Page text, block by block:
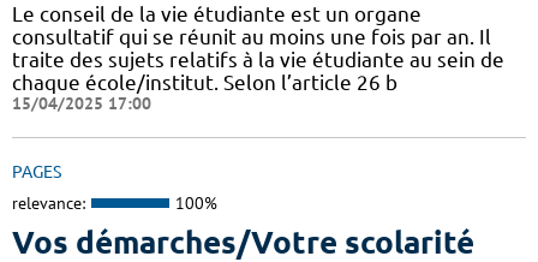
Le conseil de la vie étudiante est un organe
consultatif qui se réunit au moins une fois par an. Il
traite des sujets relatifs à la vie étudiante au sein de
chaque école/institut. Selon l’article 26 b
15/04/2025 17:00
PAGES
relevance: 100%
Vos démarches/Votre scolarité